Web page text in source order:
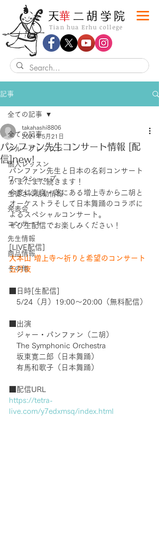
Tian hua Erhu college
​天華 二胡学院
記事
全ての記事
グループレッスン
個人レッスン
ワークショップ
生徒さん活動情報
発表会
コンサート
先生情報
商品情報
その他
全ての記事
パンファン先生コンサート情報 [配
信]new!
takahashi8806
2021年5月21日
パンファン先生と日本の名刹コンサート
がまだまだ続きます！
今度は東京・芝にある増上寺から二胡と
オーケストラそして日本舞踊のコラボに
よるスペシャルコンサート。
ぜひ生配信でお楽しみください！
[LIVE配信]
大本山 増上寺〜祈りと希望のコンサート
五月夜
■日時[生配信]
5/24（月）19:00〜20:00（無料配信）
■出演
ジャー・パンファン（二胡）
The Symphonic Orchestra
坂東寛二郎（日本舞踊）
有馬和歌子（日本舞踊）
■配信URL
https://tetra-
live.com/y7edxmsq/index.html